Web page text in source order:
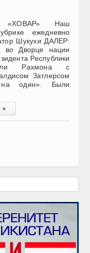
«ХОВАР» Наш
ежедневно
Шукухи ДАЛЕР:
Дворце нации
Республики
Рахмона с
Затлерсом
один». Были
▸